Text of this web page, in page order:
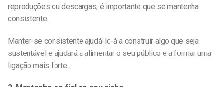
reproduções ou descargas, é importante que se mantenha
consistente.
Manter-se consistente ajudá-lo-á a construir algo que seja
sustentável e ajudará a alimentar o seu público e a formar uma
ligação mais forte.